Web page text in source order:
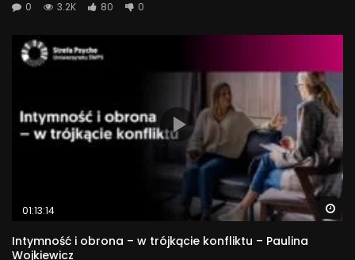
0 3.2K 80 0
01:13:14
Intymność i obrona – w trójkącie konfliktu – Paulina
Wojkiewicz